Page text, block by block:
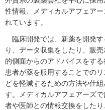
性情報、メディカルアフェア
れています。
臨床開発では、新薬を開発す
り、データ収集をしたり、販
的側面からのアドバイスをす
患者が薬を服用することでの
どを軽減するための方法や仕
す。メディカルアフェアーズ
者や医師との情報交換をした